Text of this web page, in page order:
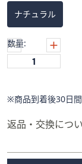
て
閲
覧
ま
す。
ナチュラル
数量:
※商品到着後30日間
返品・交換につ